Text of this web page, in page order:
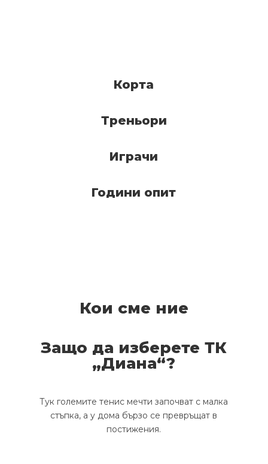
Корта
Треньори
Играчи
Години опит
Кои сме ние
Защо да изберете ТК
„Диана“?
Тук големите тенис мечти започват с малка
стъпка, а у дома бързо се превръщат в
постижения.